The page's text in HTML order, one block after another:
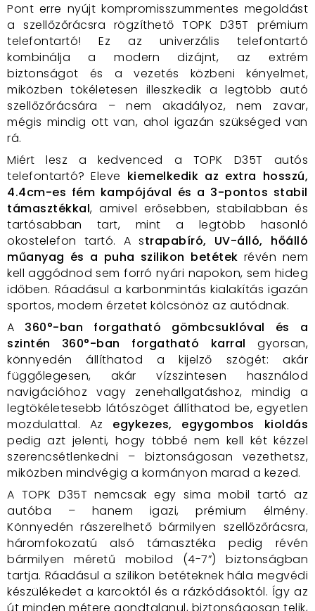
Pont erre nyújt kompromisszummentes megoldást
a szellőzőrácsra rögzíthető TOPK D35T prémium
telefontartó! Ez az univerzális telefontartó
kombinálja a modern dizájnt, az extrém
biztonságot és a vezetés közbeni kényelmet,
miközben tökéletesen illeszkedik a legtöbb autó
szellőzőrácsára – nem akadályoz, nem zavar,
mégis mindig ott van, ahol igazán szükséged van
rá.
Miért lesz a kedvenced a TOPK D35T autós
telefontartó? Eleve kiemelkedik az extra hosszú,
4.4cm-es fém kampójával és a 3-pontos stabil
támasztékkal, amivel erősebben, stabilabban és
tartósabban tart, mint a legtöbb hasonló
okostelefon tartó. A strapabíró, UV-álló, hőálló
műanyag és a puha szilikon betétek révén nem
kell aggódnod sem forró nyári napokon, sem hideg
időben. Ráadásul a karbonmintás kialakítás igazán
sportos, modern érzetet kölcsönöz az autódnak.
A 360°-ban forgatható gömbcsuklóval és a
szintén 360°-ban forgatható karral gyorsan,
könnyedén állíthatod a kijelző szögét: akár
függőlegesen, akár vízszintesen használod
navigációhoz vagy zenehallgatáshoz, mindig a
legtökéletesebb látószöget állíthatod be, egyetlen
mozdulattal. Az egykezes, egygombos kioldás
pedig azt jelenti, hogy többé nem kell két kézzel
szerencsétlenkedni – biztonságosan vezethetsz,
miközben mindvégig a kormányon marad a kezed.
A TOPK D35T nemcsak egy sima mobil tartó az
autóba – hanem igazi, prémium élmény.
Könnyedén rászerelhető bármilyen szellőzőrácsra,
háromfokozatú alsó támasztéka pedig révén
bármilyen méretű mobilod (4-7”) biztonságban
tartja. Ráadásul a szilikon betéteknek hála megvédi
készülékedet a karcoktól és a rázkódásoktól. Így az